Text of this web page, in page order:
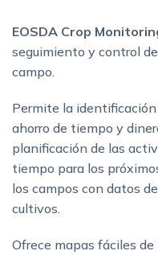
EOSDA Crop
seguimiento y control
campo.
Permite la identificación
ahorro de tiempo y
planificación de las
tiempo para los
los campos con datos
cultivos.
Ofrece mapas fáciles